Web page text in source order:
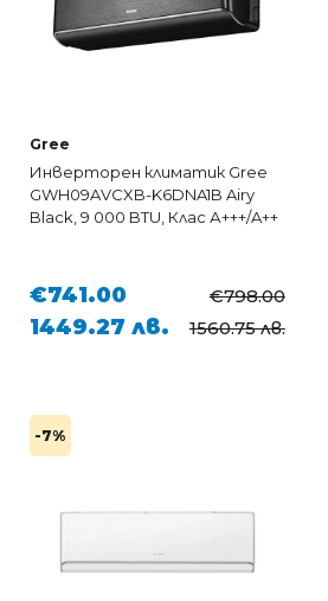
Gree
Инверторен климатик Gree
GWH09AVCXB-K6DNA1B Airy
Black, 9 000 BTU, Клас А+++/A++
€741.00 €798.00
1449.27 лв. 1560.75 лв.
-7%